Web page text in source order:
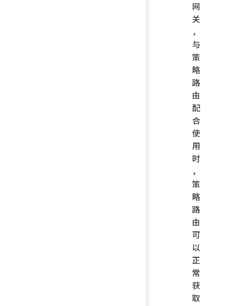
网
关
，
与
策
略
路
由
配
合
使
用
时
，
策
略
路
由
可
以
正
常
获
取